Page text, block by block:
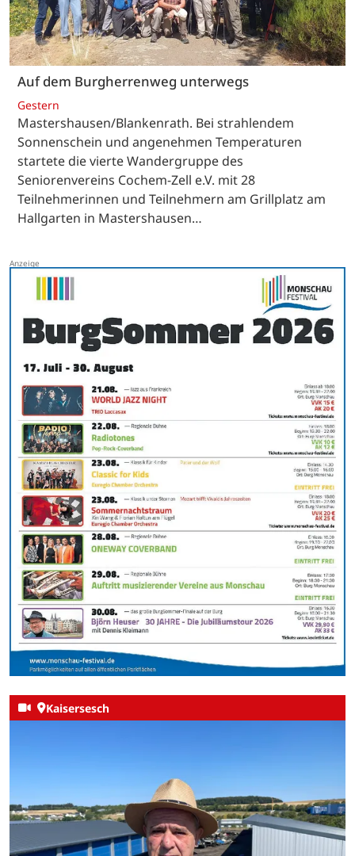
Auf dem Burgherrenweg unterwegs
Gestern
Mastershausen/Blankenrath. Bei strahlendem
Sonnenschein und angenehmen Temperaturen
startete die vierte Wandergruppe des
Seniorenvereins Cochem-Zell e.V. mit 28
Teilnehmerinnen und Teilnehmern am Grillplatz am
Hallgarten in Mastershausen…
Kaisersesch